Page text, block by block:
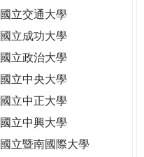
國立交通大學
國立成功大學
國立政治大學
國立中央大學
國立中正大學
國立中興大學
國立暨南國際大學